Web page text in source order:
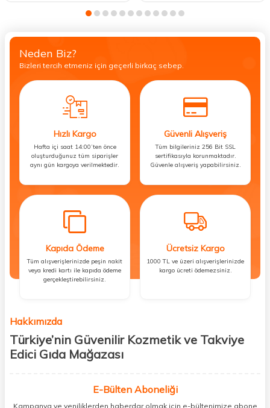
Neden Biz?
Bizleri tercih etmeniz için geçerli birkaç sebep.
Hızlı Kargo
Hafta içi saat 14:00’ten önce
oluşturduğunuz tüm siparişler
aynı gün kargoya verilmektedir.
Güvenli Alışveriş
Tüm bilgileriniz 256 Bit SSL
sertifikasıyla korunmaktadır.
Güvenle alışveriş yapabilirsiniz.
Kapıda Ödeme
Tüm alışverişlerinizde peşin nakit
veya kredi kartı ile kapıda ödeme
gerçekleştirebilirsiniz.
Ücretsiz Kargo
1000 TL ve üzeri alışverişlerinizde
kargo ücreti ödemezsiniz.
Hakkımızda
Türkiye’nin Güvenilir Kozmetik ve Takviye
Edici Gıda Mağazası
kişisel bakım hem de takviye edici gıda ürünlerini sizlerle
buluşturuyoruz. Artık mağaza mağaza dolaşmanıza gerek yok;
E-Bülten Aboneliği
Kampanya ve yeniliklerden haberdar olmak için e-bültenimize abone